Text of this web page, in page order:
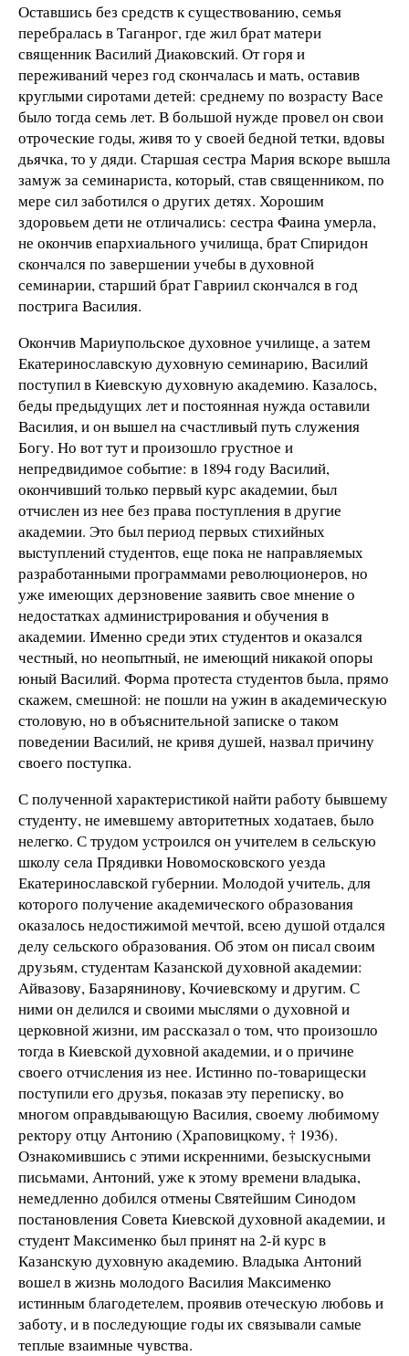
Оставшись без средств к существованию, семья
перебралась в Таганрог, где жил брат матери
священник Василий Диаковский. От горя и
переживаний через год скончалась и мать, оставив
круглыми сиротами детей: среднему по возрасту Васе
было тогда семь лет. В большой нужде провел он свои
отроческие годы, живя то у своей бедной тетки, вдовы
дьячка, то у дяди. Старшая сестра Мария вскоре вышла
замуж за семинариста, который, став священником, по
мере сил заботился о других детях. Хорошим
здоровьем дети не отличались: сестра Фаина умерла,
не окончив епархиального училища, брат Спиридон
скончался по завершении учебы в духовной
семинарии, старший брат Гавриил скончался в год
пострига Василия.
Окончив Мариупольское духовное училище, а затем
Екатеринославскую духовную семинарию, Василий
поступил в Киевскую духовную академию. Казалось,
беды предыдущих лет и постоянная нужда оставили
Василия, и он вышел на счастливый путь служения
Богу. Но вот тут и произошло грустное и
непредвидимое событие: в 1894 году Василий,
окончивший только первый курс академии, был
отчислен из нее без права поступления в другие
академии. Это был период первых стихийных
выступлений студентов, еще пока не направляемых
разработанными программами революционеров, но
уже имеющих дерзновение заявить свое мнение о
недостатках администрирования и обучения в
академии. Именно среди этих студентов и оказался
честный, но неопытный, не имеющий никакой опоры
юный Василий. Форма протеста студентов была, прямо
скажем, смешной: не пошли на ужин в академическую
столовую, но в объяснительной записке о таком
поведении Василий, не кривя душей, назвал причину
своего поступка.
С полученной характеристикой найти работу бывшему
студенту, не имевшему авторитетных ходатаев, было
нелегко. С трудом устроился он учителем в сельскую
школу села Прядивки Новомосковского уезда
Екатеринославской губернии. Молодой учитель, для
которого получение академического образования
оказалось недостижимой мечтой, всею душой отдался
делу сельского образования. Об этом он писал своим
друзьям, студентам Казанской духовной академии:
Айвазову, Базарянинову, Кочиевскому и другим. С
ними он делился и своими мыслями о духовной и
церковной жизни, им рассказал о том, что произошло
тогда в Киевской духовной академии, и о причине
своего отчисления из нее. Истинно по-товарищески
поступили его друзья, показав эту переписку, во
многом оправдывающую Василия, своему любимому
ректору отцу Антонию (Храповицкому, † 1936).
Ознакомившись с этими искренними, безыскусными
письмами, Антоний, уже к этому времени владыка,
немедленно добился отмены Святейшим Синодом
постановления Совета Киевской духовной академии, и
студент Максименко был принят на 2-й курс в
Казанскую духовную академию. Владыка Антоний
вошел в жизнь молодого Василия Максименко
истинным благодетелем, проявив отеческую любовь и
заботу, и в последующие годы их связывали самые
теплые взаимные чувства.